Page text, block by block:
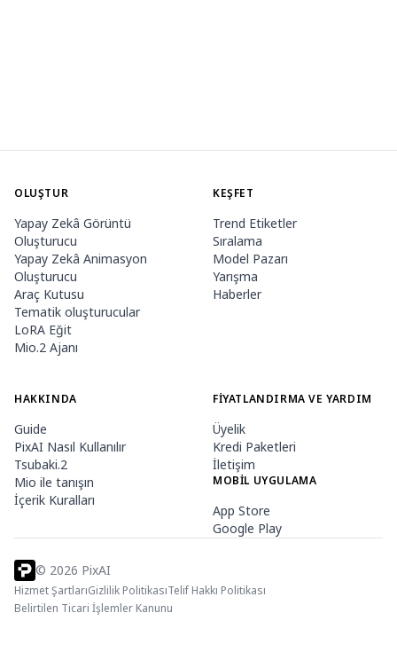
OLUŞTUR
Yapay Zekâ Görüntü
Oluşturucu
Yapay Zekâ Animasyon
Oluşturucu
Araç Kutusu
Tematik oluşturucular
LoRA Eğit
Mio.2 Ajanı
KEŞFET
Trend Etiketler
Sıralama
Model Pazarı
Yarışma
Haberler
HAKKINDA
Guide
PixAI Nasıl Kullanılır
Tsubaki.2
Mio ile tanışın
İçerik Kuralları
FIYATLANDIRMA VE YARDIM
Üyelik
Kredi Paketleri
İletişim
MOBIL UYGULAMA
App Store
Google Play
© 2026 PixAI
Hizmet ŞartlarıGizlilik PolitikasıTelif Hakkı Politikası
Belirtilen Ticari İşlemler Kanunu